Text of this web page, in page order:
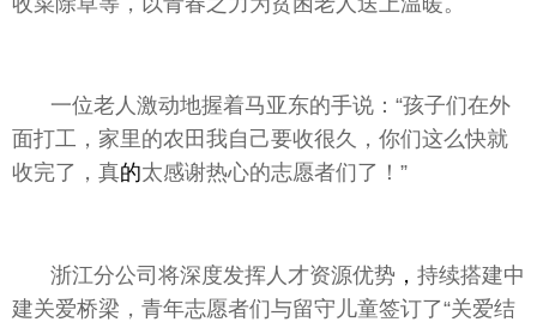
一位老人激动地握着马亚东的手说：“孩子们在外
面打工，家里的农田我自己要收很久，你们这么快就
收完了，真的太感谢热心的志愿者们了！”
浙江分公司将深度发挥人才资源优势 ， 持续搭建中
建关爱桥梁，青年志愿者们与留守儿童签订了“关爱结